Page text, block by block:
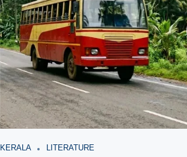
KERALA LITERATURE